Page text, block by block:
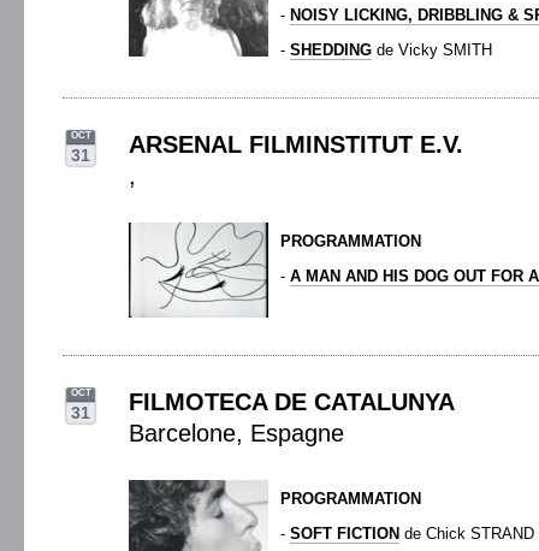
- NOISY LICKING, DRIBBLING &
- SHEDDING de Vicky SMITH
OCT
31
ARSENAL FILMINSTITUT E.V.
,
PROGRAMMATION
- A MAN AND HIS DOG OUT FOR
OCT
31
FILMOTECA DE CATALUNYA
Barcelone, Espagne
PROGRAMMATION
- SOFT FICTION de Chick STRAND